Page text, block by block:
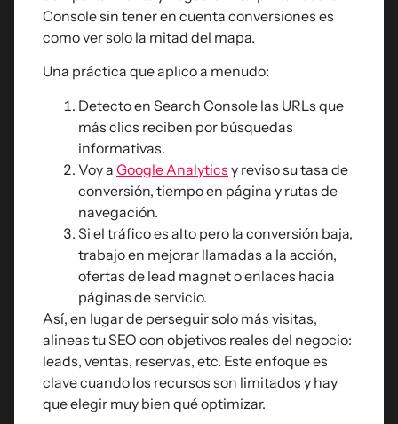
Console sin tener en cuenta conversiones es
como ver solo la mitad del mapa.
Una práctica que aplico a menudo:
Detecto en Search Console las URLs que
más clics reciben por búsquedas
informativas.
Voy a Google Analytics y reviso su tasa de
conversión, tiempo en página y rutas de
navegación.
Si el tráfico es alto pero la conversión baja,
trabajo en mejorar llamadas a la acción,
ofertas de lead magnet o enlaces hacia
páginas de servicio.
Así, en lugar de perseguir solo más visitas,
alineas tu SEO con objetivos reales del negocio:
leads, ventas, reservas, etc. Este enfoque es
clave cuando los recursos son limitados y hay
que elegir muy bien qué optimizar.